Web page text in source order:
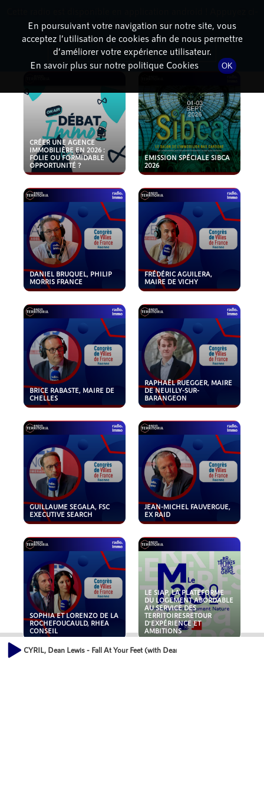
PODCASTS
CRÉER UNE AGENCE
IMMOBILIÈRE EN 2026 :
FOLIE OU FORMIDABLE
OPPORTUNITÉ ?
EMISSION SPÉCIALE SIBCA
2026
DANIEL BRUQUEL, PHILIP
MORRIS FRANCE
FRÉDÉRIC AGUILERA,
MAIRE DE VICHY
BRICE RABASTE, MAIRE DE
CHELLES
RAPHAËL RUEGGER, MAIRE
DE NEUILLY-SUR-
BARANGEON
GUILLAUME SEGALA, FSC
EXECUTIVE SEARCH
JEAN-MICHEL FAUVERGUE,
EX RAID
SOPHIA ET LORENZO DE LA
ROCHEFOUCAULD, RHEA
CONSEIL
LE SIAP, LA PLATEFORME
DU LOGEMENT ABORDABLE
AU SERVICE DES
TERRITOIRESRETOUR
D'EXPÉRIENCE ET
AMBITIONS
CYRIL, Dean Lewis - Fall At Your Feet (with Dean Lewis)
En poursuivant votre navigation sur notre site, vous
acceptez l’utilisation de cookies afin de nous permettre
d’améliorer votre expérience utilisateur.
En savoir plus sur notre politique Cookies
OK
dessous pour l'installer.
Non merci Télécharger l'application